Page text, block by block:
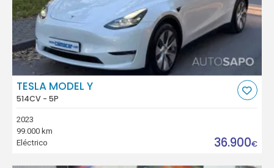
TESLA MODEL Y
514CV - 5P
2023
99.000 km
Eléctrico
36.900€